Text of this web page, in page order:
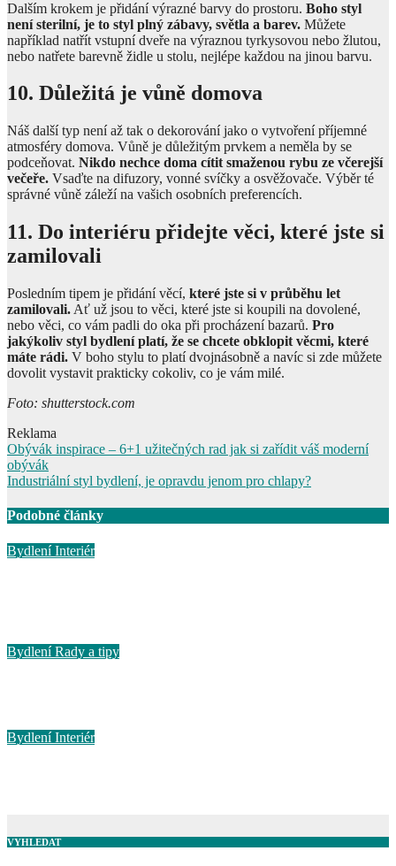
Dalším krokem je přidání výrazné barvy do prostoru. Boho styl
není sterilní, je to styl plný zábavy, světla a barev. Můžete
například natřít vstupní dveře na výraznou tyrkysovou nebo žlutou,
nebo natřete barevně židle u stolu, nejlépe každou na jinou barvu.
10. Důležitá je vůně domova
Náš další typ není až tak o dekorování jako o vytvoření příjemné
atmosféry domova. Vůně je důležitým prvkem a neměla by se
podceňovat. Nikdo nechce doma cítit smaženou rybu ze včerejší
večeře. Vsaďte na difuzory, vonné svíčky a osvěžovače. Výběr té
správné vůně záleží na vašich osobních preferencích.
11. Do interiéru přidejte věci, které jste si
zamilovali
Posledním tipem je přidání věcí, které jste si v průběhu let
zamilovali. Ať už jsou to věci, které jste si koupili na dovolené,
nebo věci, co vám padli do oka při procházení bazarů. Pro
jakýkoliv styl bydlení platí, že se chcete obklopit věcmi, které
máte rádi. V boho stylu to platí dvojnásobně a navíc si zde můžete
dovolit vystavit prakticky cokoliv, co je vám milé.
Foto: shutterstock.com
Reklama
Navigace
pro
Obývák inspirace – 6+1 užitečných rad jak si zařídit váš moderní
obývák
Industriální styl bydlení, je opravdu jenom pro chlapy?
Podobné články
BydleníInteriér
BydleníRady a tipy
BydleníInteriér
VYHLEDAT